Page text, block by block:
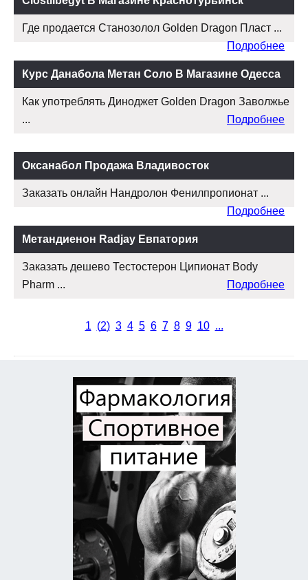
Где продается Cтанозолол Golden Dragon Пласт ...
Подробнее
Курс Данабола Метан Соло В Магазине Одесса
Как употреблять Диноджет Golden Dragon Заволжье
...
Подробнее
Оксанабол Продажа Владивосток
Заказать онлайн Нандролон Фенилпропионат ...
Подробнее
Метандиенон Radjay Евпатория
Заказать дешево Тестостерон Ципионат Body
Pharm ...
Подробнее
1 (2) 3 4 5 6 7 8 9 10 ...